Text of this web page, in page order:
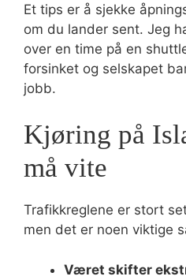
Et tips er å sjekke
om du lander sent. Jeg
over en time på en
forsinket og selskapet
jobb.
Kjøring på
må vite
Trafikkreglene er stort
men det er noen viktige
Været skifter